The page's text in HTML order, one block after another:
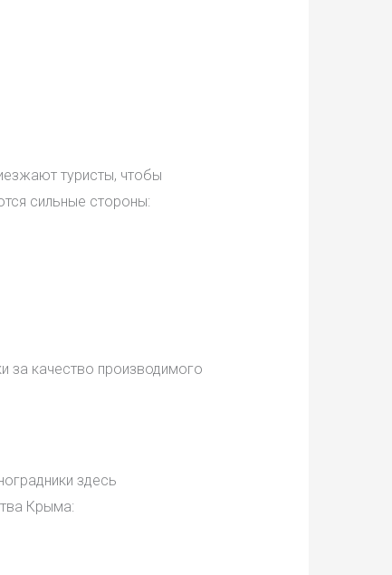
туристы, чтобы
сильные стороны:
за качество производимого
здесь
Крыма: